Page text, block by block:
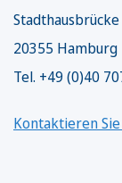
20355 Hamburg
Tel. +49 (0)40
Kontaktieren Sie